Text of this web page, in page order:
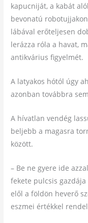
kapucniját, a kabát
bevonatú
lábával erőteljesen
lerázza róla a havat,
antikvárius figyelmét.
A latyakos hótól úgy
azonban továbbra
A hívatlan vendég
beljebb a magasra
között.
– Be ne gyere ide
fekete pulcsis
elől a földön heverő
eszmei értékkel